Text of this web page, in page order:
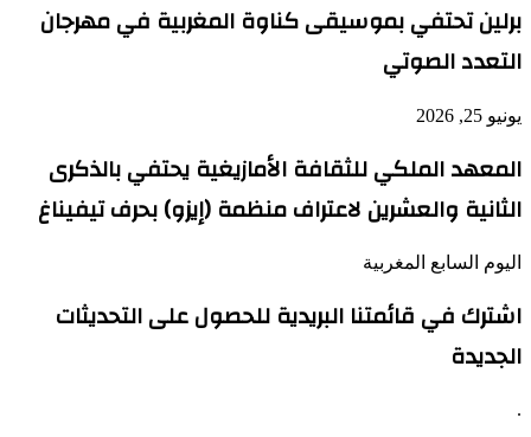
برلين تحتفي بموسيقى كناوة المغربية في مهرجان
التعدد الصوتي
يونيو 25, 2026
المعهد الملكي للثقافة الأمازيغية يحتفي بالذكرى
الثانية والعشرين لاعتراف منظمة (إيزو) بحرف تيفيناغ
اليوم السابع المغربية
اشترك في قائمتنا البريدية للحصول على التحديثات
الجديدة
.